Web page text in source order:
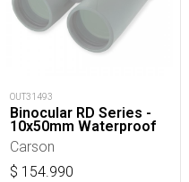
OUT31493
Binocular RD Series -
10x50mm Waterproof
Carson
$ 154.990